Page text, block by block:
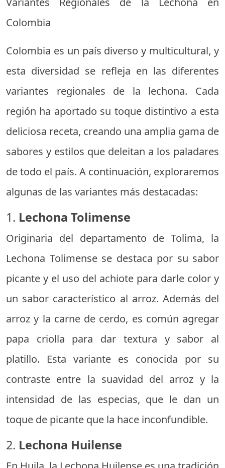
Colombia
Colombia es un país diverso y multicultural, y
esta diversidad se refleja en las diferentes
variantes regionales de la lechona. Cada
región ha aportado su toque distintivo a esta
deliciosa receta, creando una amplia gama de
sabores y estilos que deleitan a los paladares
de todo el país. A continuación, exploraremos
algunas de las variantes más destacadas:
1. Lechona Tolimense
Originaria del departamento de Tolima, la
Lechona Tolimense se destaca por su sabor
picante y el uso del achiote para darle color y
un sabor característico al arroz. Además del
arroz y la carne de cerdo, es común agregar
papa criolla para dar textura y sabor al
platillo. Esta variante es conocida por su
contraste entre la suavidad del arroz y la
intensidad de las especias, que le dan un
toque de picante que la hace inconfundible.
2. Lechona Huilense